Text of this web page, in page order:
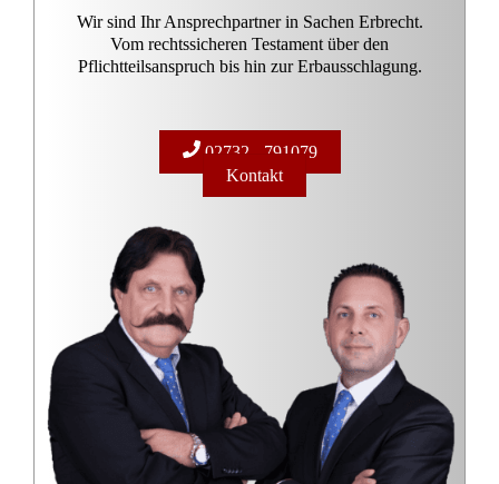
Wir sind Ihr Ansprechpartner in Sachen Erbrecht.
Vom rechtssicheren Testament über den
Pflichtteilsanspruch bis hin zur Erbausschlagung.
02732 - 791079
Kontakt